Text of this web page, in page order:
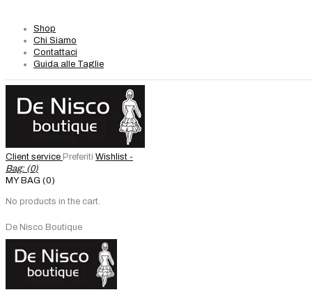
Shop
Chi Siamo
Contattaci
Guida alle Taglie
Client service Preferiti Wishlist -
Bag: (0)
MY BAG (0)
No products in the cart.
De Nisco Boutique